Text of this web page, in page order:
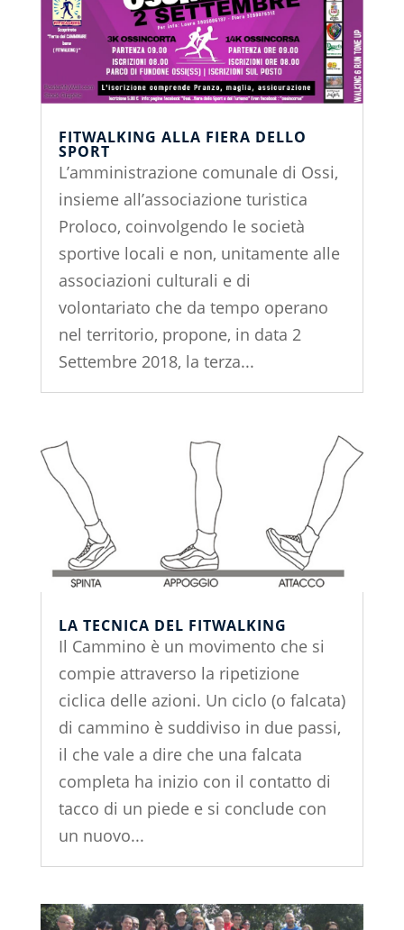
FITWALKING ALLA FIERA DELLO
SPORT
L’amministrazione comunale di Ossi,
insieme all’associazione turistica
Proloco, coinvolgendo le società
sportive locali e non, unitamente alle
associazioni culturali e di
volontariato che da tempo operano
nel territorio, propone, in data 2
Settembre 2018, la terza...
LA TECNICA DEL FITWALKING
Il Cammino è un movimento che si
compie attraverso la ripetizione
ciclica delle azioni. Un ciclo (o falcata)
di cammino è suddiviso in due passi,
il che vale a dire che una falcata
completa ha inizio con il contatto di
tacco di un piede e si conclude con
un nuovo...